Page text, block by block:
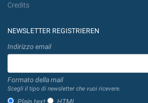
Credits
NEWSLETTER REGISTRIEREN
Indirizzo email
Formato della mail
Scegli il tipo di newsletter che vuoi ricevere.
Plain text HTML